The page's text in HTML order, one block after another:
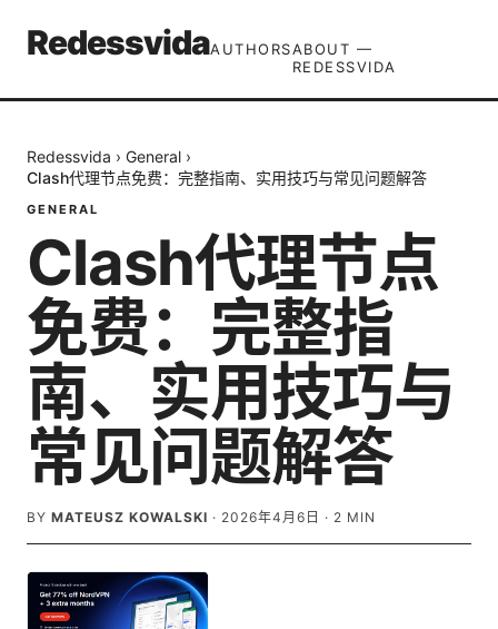
RedessvidaAUTHORSABOUT —
REDESSVIDA
Redessvida › General ›
Clash代理节点免费：完整指南、实用技巧与常见问题解答
GENERAL
Clash代理节点
免费：完整指
南、实用技巧与
常见问题解答
BY MATEUSZ KOWALSKI · 2026年4月6日 · 2 MIN